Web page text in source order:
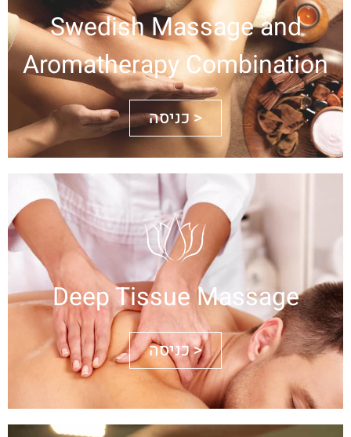
Swedish Massage and
Aromatherapy Combination
כניסה >
Deep Tissue Massage
כניסה >